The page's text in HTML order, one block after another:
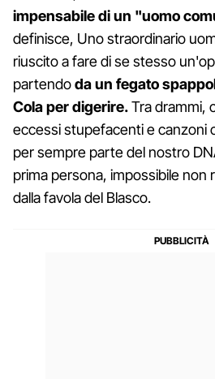
impensabile di un "uomo
definisce, Uno straordinario
riuscito a fare di se stesso
partendoda un fegato
Cola per digerire.Tra drammi,
eccessi stupefacenti e canzoni
per sempre parte del nostro
prima persona, impossibile non
dalla favola del Blasco.